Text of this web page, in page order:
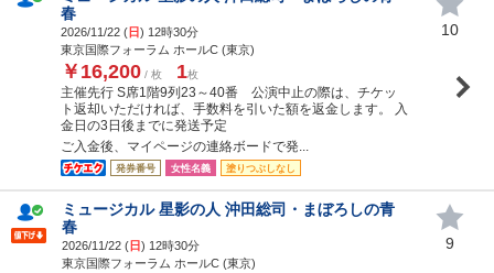
春
2026/11/22 (日) 12時30分
東京国際フォーラム ホールC (東京)
￥16,200 / 枚 1枚
主催先行 S席1階9列23～40番 公演中止の際は、チケッ
ト返却いただければ、手数料を引いた額を返金します。 入
金日の3日後までに発送予定
ご入金後、マイページの連絡ボードで発...
発券番号 女性名義 塗りつぶしなし
10
ミュージカル 星影の人 沖田総司・まぼろしの青
春
2026/11/22 (日) 12時30分
東京国際フォーラム ホールC (東京)
9